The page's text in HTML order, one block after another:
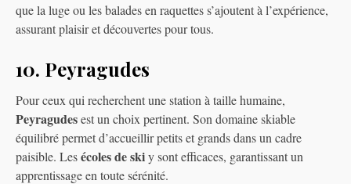
que la luge ou les balades en raquettes s’ajoutent à l’expérience,
assurant plaisir et découvertes pour tous.
10. Peyragudes
Pour ceux qui recherchent une station à taille humaine,
Peyragudesest un choix pertinent. Son domaine skiable
équilibré permet d’accueillir petits et grands dans un cadre
paisible. Lesécoles de skiy sont efficaces, garantissant un
apprentissage en toute sérénité.